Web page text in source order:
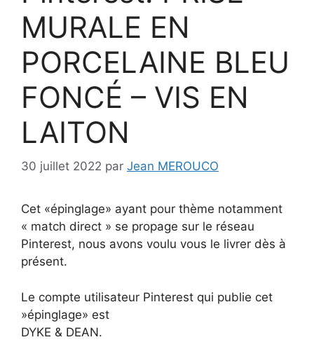
MURALE EN
PORCELAINE BLEU
FONCÉ – VIS EN
LAITON
30 juillet 2022 par Jean MEROUCO
Cet «épinglage» ayant pour thème notamment
« match direct » se propage sur le réseau
Pinterest, nous avons voulu vous le livrer dès à
présent.
Le compte utilisateur Pinterest qui publie cet
»épinglage» est
DYKE & DEAN.